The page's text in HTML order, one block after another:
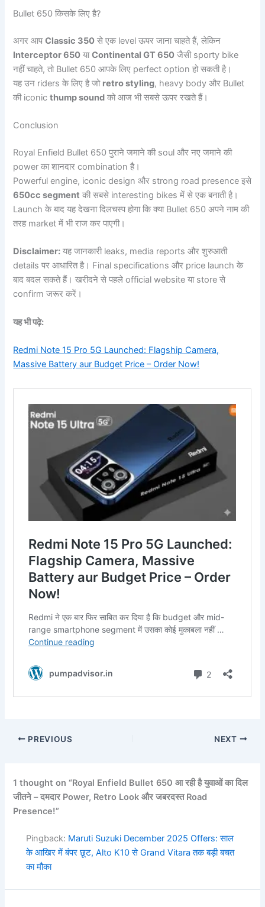
Bullet 650 किसके लिए है?
अगर आपClassic 350 से एक level ऊपर जाना चाहते हैं, लेकिन
Interceptor 650 याContinental GT 650 जैसी sporty bike
नहीं चाहते, तो Bullet 650 आपके लिए perfect option हो सकती है।
यह उन riders के लिए है जो retro styling, heavy body और Bullet
की iconicthump sound को आज भी सबसे ऊपर रखते हैं।
Conclusion
Royal Enfield Bullet 650 पुराने जमाने की soul और नए जमाने की
power का शानदार combination है।
Powerful engine, iconic design और strong road presence इसे
650cc segment की सबसे interesting bikes में से एक बनाती है।
Launch के बाद यह देखना दिलचस्प होगा कि क्या Bullet 650 अपने नाम की
तरह market में भी राज कर पाएगी।
Disclaimer: यह जानकारी leaks, media reports और शुरुआती
details पर आधारित है। Final specifications और price launch के
बाद बदल सकते हैं। खरीदने से पहले official website या store से
confirm जरूर करें।
यह भी पढ़े:
Redmi Note 15 Pro 5G Launched: Flagship Camera,
Massive Battery aur Budget Price – Order Now!
PREVIOUS NEXT
1 thought on “Royal Enfield Bullet 650 आ रही है युवाओं का दिल
जीतने – दमदार Power, Retro Look और जबरदस्त Road
Presence!”
Pingback: Maruti Suzuki December 2025 Offers: साल
के आखिर में बंपर छूट, Alto K10 से Grand Vitara तक बड़ी बचत
का मौका